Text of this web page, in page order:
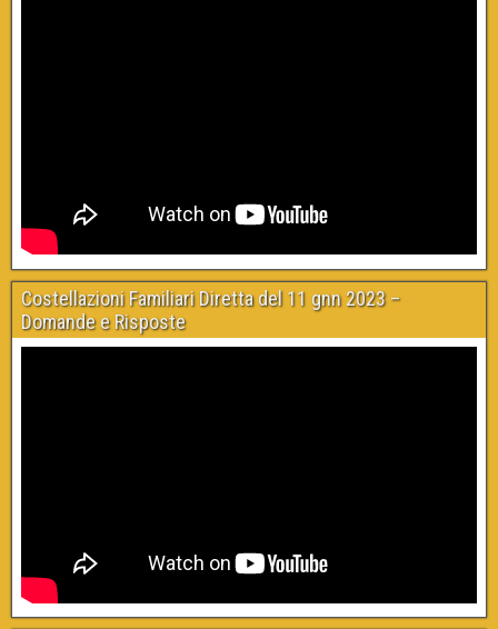
Costellazioni Familiari Diretta del 11 gnn 2023 –
Domande e Risposte